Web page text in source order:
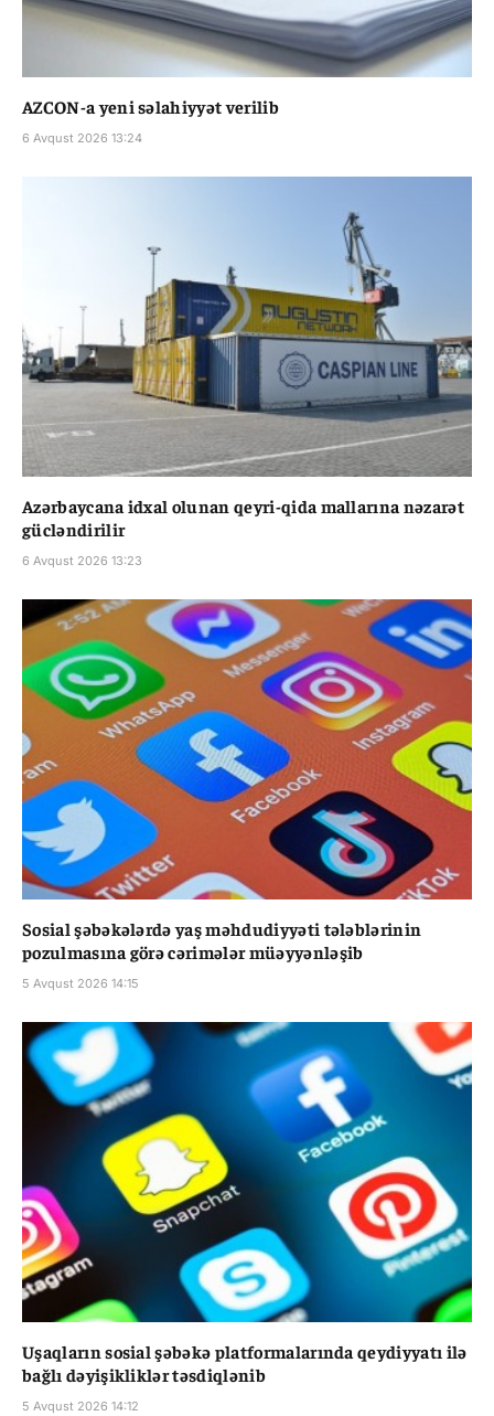
AZCON-a yeni səlahiyyət verilib
6 Avqust 2026 13:24
Azərbaycana idxal olunan qeyri-qida mallarına nəzarət
gücləndirilir
6 Avqust 2026 13:23
Sosial şəbəkələrdə yaş məhdudiyyəti tələblərinin
pozulmasına görə cərimələr müəyyənləşib
5 Avqust 2026 14:15
Uşaqların sosial şəbəkə platformalarında qeydiyyatı ilə
bağlı dəyişikliklər təsdiqlənib
5 Avqust 2026 14:12